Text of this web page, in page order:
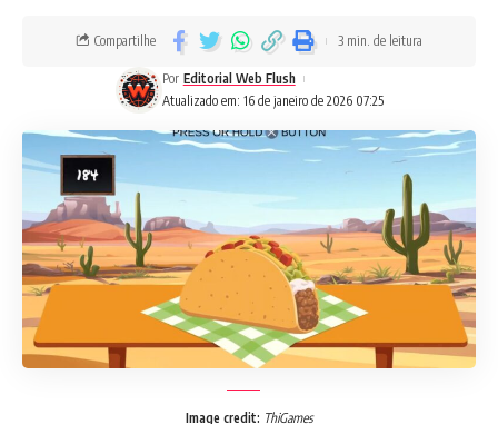
Atualizado em: 16 de janeiro de 2026 07:25
Por Editorial Web Flush
Compartilhe 3 min. de leitura
Image credit: ThiGames